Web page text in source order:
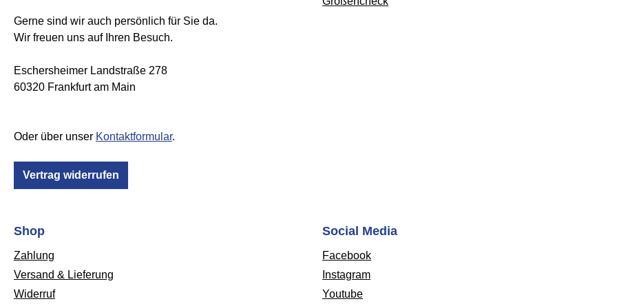
Gerne sind wir auch persönlich für Sie da.
Wir freuen uns auf Ihren Besuch.
Eschersheimer Landstraße 278
60320 Frankfurt am Main
Oder über unser Kontaktformular.
Vertrag widerrufen
Shop
Zahlung
Versand & Lieferung
Widerruf
Social Media
Facebook
Instagram
Youtube